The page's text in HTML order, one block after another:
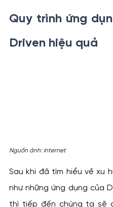
Quy trình ứng
Driven hiệu quả
Nguồn ảnh: internet
Sau khi đã tìm hiểu về xu
như những ứng dụng của
thì tiếp đến chúng ta sẽ